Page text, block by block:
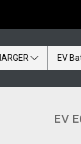
EV
EV